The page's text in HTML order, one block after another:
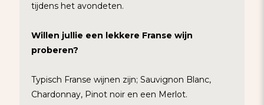
tijdens het avondeten.
Willen jullie een lekkere Franse wijn
proberen?
Typisch Franse wijnen zijn; Sauvignon Blanc,
Chardonnay, Pinot noir en een Merlot.